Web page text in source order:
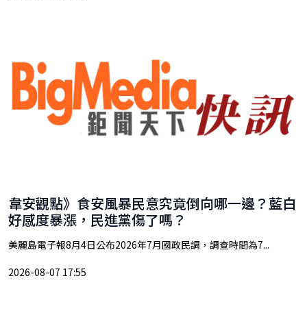
韋安觀點》食安風暴民意究竟倒向哪一邊？藍白
好感度暴漲，民進黨傷了嗎？
美麗島電子報8月4日公布2026年7月國政民調，調查時間為7...
2026-08-07 17:55